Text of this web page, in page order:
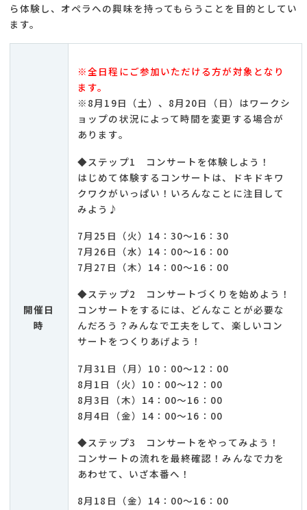
ら体験し、オペラへの興味を持ってもらうことを目的としてい
ます。
開催日
時
※全日程にご参加いただける方が対象となり
ます。
※8月19日（土）、8月20日（日）はワークシ
ョップの状況によって時間を変更する場合が
あります。
◆ステップ1 コンサートを体験しよう！
はじめて体験するコンサートは、ドキドキワ
クワクがいっぱい！いろんなことに注目して
みよう♪
7月25日（火）14：30～16：30
7月26日（水）14：00～16：00
7月27日（木）14：00～16：00
◆ステップ2 コンサートづくりを始めよう！
コンサートをするには、どんなことが必要な
んだろう？みんなで工夫をして、楽しいコン
サートをつくりあげよう！
7月31日（月）10：00～12：00
8月1日（火）10：00～12：00
8月3日（木）14：00～16：00
8月4日（金）14：00～16：00
◆ステップ3 コンサートをやってみよう！
コンサートの流れを最終確認！みんなで力を
あわせて、いざ本番へ！
8月18日（金）14：00～16：00